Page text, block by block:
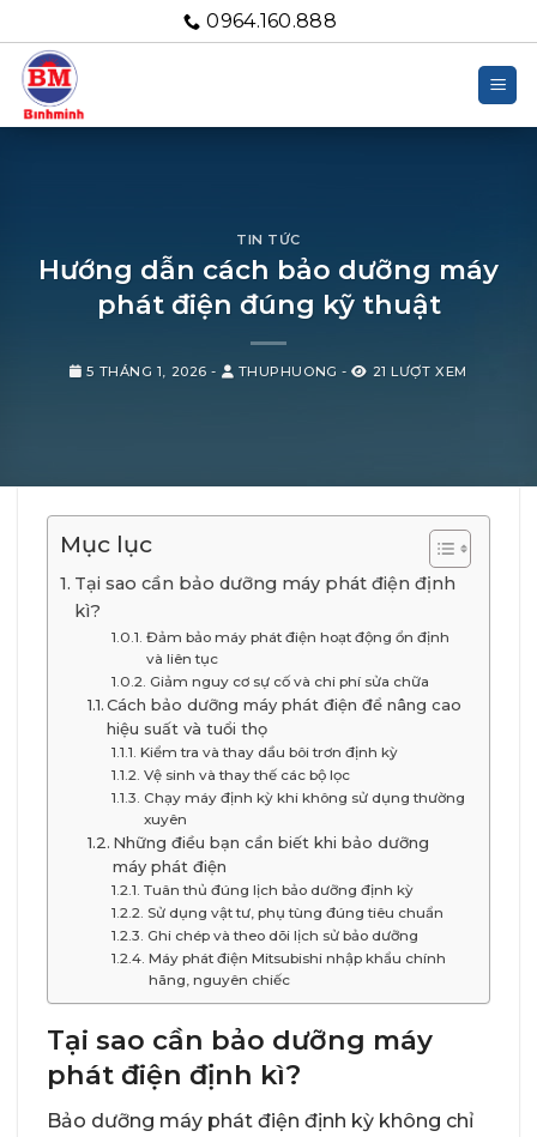
qua
nội
dung
0964.160.888
TIN TỨC
Hướng dẫn cách bảo dưỡng máy
phát điện đúng kỹ thuật
5 THÁNG 1, 2026 - THUPHUONG - 21 LƯỢT XEM
Mục lục
Tại sao cần bảo dưỡng máy phát điện định
kì?
Đảm bảo máy phát điện hoạt động ổn định
và liên tục
Giảm nguy cơ sự cố và chi phí sửa chữa
Cách bảo dưỡng máy phát điện để nâng cao
hiệu suất và tuổi thọ
Kiểm tra và thay dầu bôi trơn định kỳ
Vệ sinh và thay thế các bộ lọc
Chạy máy định kỳ khi không sử dụng thường
xuyên
Những điều bạn cần biết khi bảo dưỡng
máy phát điện
Tuân thủ đúng lịch bảo dưỡng định kỳ
Sử dụng vật tư, phụ tùng đúng tiêu chuẩn
Ghi chép và theo dõi lịch sử bảo dưỡng
Máy phát điện Mitsubishi nhập khẩu chính
hãng, nguyên chiếc
Tại sao cần bảo dưỡng máy
phát điện định kì?
Bảo dưỡng máy phát điện định kỳ không chỉ